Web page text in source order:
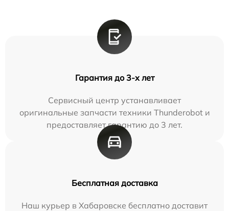
Гарантия до 3-х лет
Сервисный центр устанавливает
оригинальные запчасти техники Thunderobot и
предоставляет гарантию до 3 лет.
Бесплатная доставка
Наш курьер в Хабаровске бесплатно доставит